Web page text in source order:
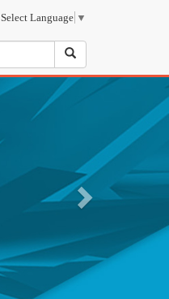
Select Language ▼